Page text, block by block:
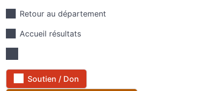
Retour au département
Accueil résultats
Soutien / Don